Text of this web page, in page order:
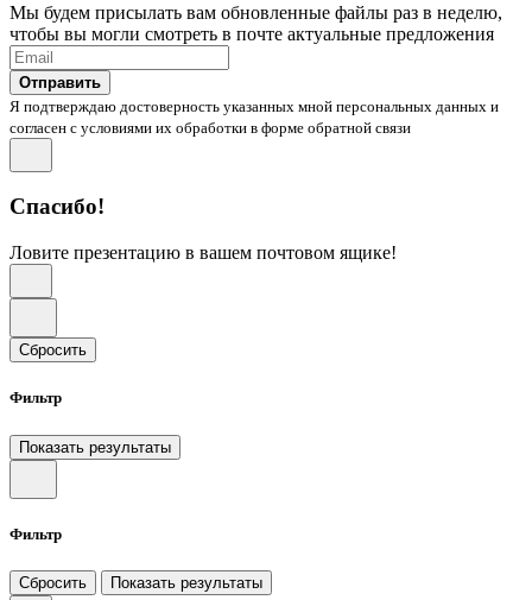
Мы будем присылать вам обновленные файлы раз в неделю,
чтобы вы могли смотреть в почте актуальные предложения
Отправить
Я подтверждаю достоверность указанных мной персональных данных и
согласен с условиями их обработки в форме обратной связи
Спасибо!
Ловите презентацию в вашем почтовом ящике!
Сбросить
Фильтр
Показать результаты
Фильтр
Сбросить Показать результаты